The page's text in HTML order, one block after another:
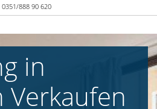
0351/888 90 620
in
Verkaufen